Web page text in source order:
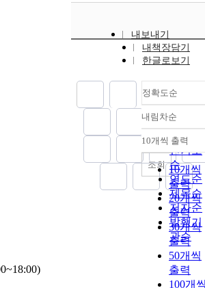
내보내기
내책장담기
한글로보기
정확도순
정확도
순
인기도
순
연도순
제목순
저자순
발행기
관순
내림차순
내림차
10개씩 출력
10개씩
출력
20개씩
출력
30개씩
출력
50개씩
출력
100개
조회